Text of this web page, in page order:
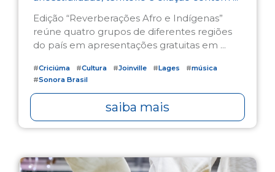
Edição “Reverberações Afro e Indígenas”
reúne quatro grupos de diferentes regiões
do país em apresentações gratuitas em ...
#Criciúma #Cultura #Joinville #Lages #música
#Sonora Brasil
saiba mais